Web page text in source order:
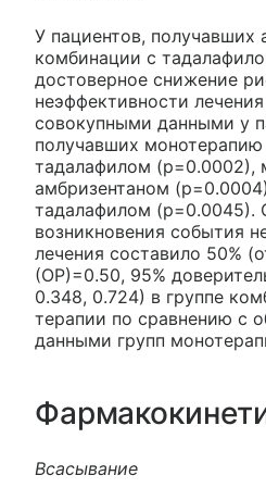
У пациентов, получавших
комбинации с
достоверное снижение
неэффективности
совокупными данными у
получавших
тадалафилом (р=0.0002),
амбризентаном
тадалафилом (р=0.0045).
возникновения события
лечения составило 50%
(ОР)=0.50, 95%
0.348, 0.724) в группе
терапии по сравнению с
данными групп
Всасывание